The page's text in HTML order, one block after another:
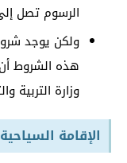
الرسوم تصل
ولكن يوجد
هذه الشروط
وزارة التربية
الإقامة السياحية